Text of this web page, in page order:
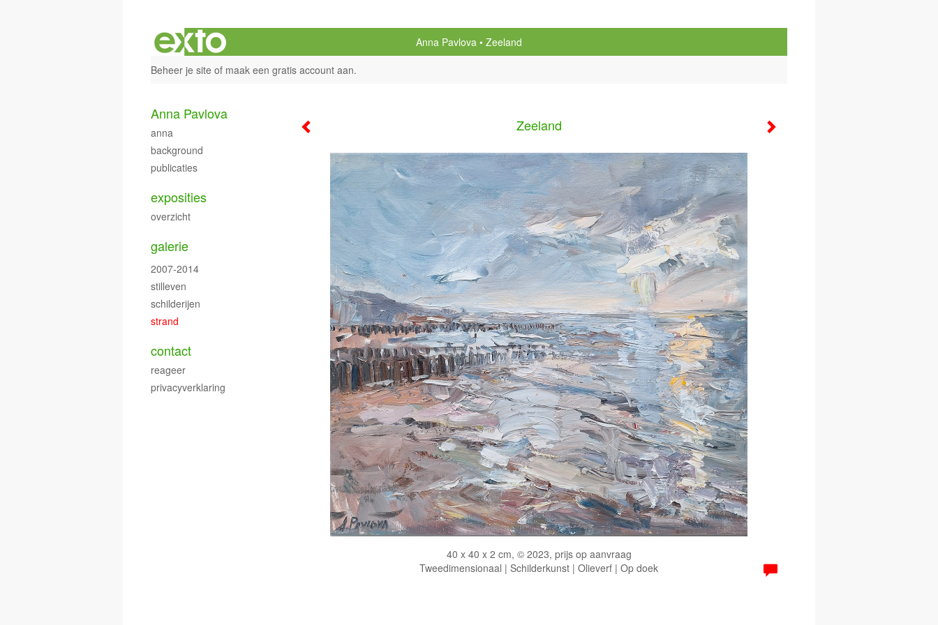
Anna Pavlova
Zeeland
Beheer je site of maak een gratis account aan.
Zeeland
40 x 40 x 2 cm, © 2023, prijs op aanvraag
Tweedimensionaal | Schilderkunst | Olieverf | Op doek
Anna Pavlova
anna
background
publicaties
exposities
overzicht
galerie
2007-2014
stilleven
schilderijen
strand
contact
reageer
privacyverklaring